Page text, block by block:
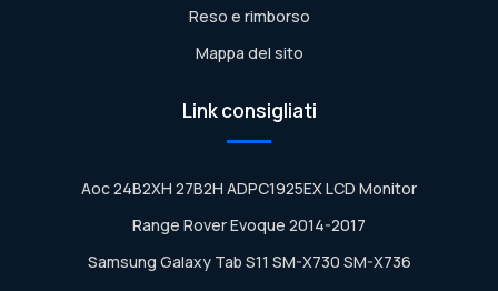
Reso e rimborso
Mappa del sito
Link consigliati
Aoc 24B2XH 27B2H ADPC1925EX LCD Monitor
Range Rover Evoque 2014-2017
Samsung Galaxy Tab S11 SM-X730 SM-X736